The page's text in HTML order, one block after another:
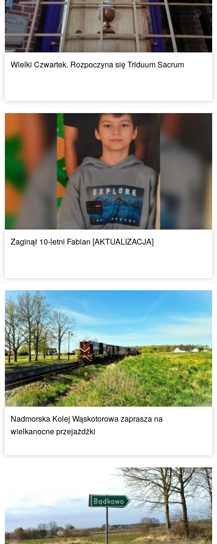
Wielki Czwartek. Rozpoczyna się Triduum Sacrum
Zaginął 10-letni Fabian [AKTUALIZACJA]
Nadmorska Kolej Wąskotorowa zaprasza na
wielkanocne przejażdżki